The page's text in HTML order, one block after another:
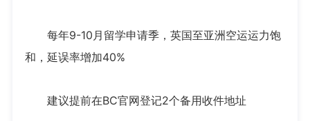
每年9-10月留学申请季，英国至亚洲空运运力饱
和，延误率增加40%
建议提前在BC官网登记2个备用收件地址